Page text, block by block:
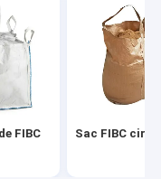
FIBC Sac FIBC